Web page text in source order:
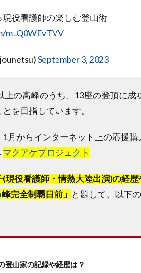
現役看護師の楽しむ登山術
mLQ0WEvTVV
September 3, 2023
の高峰のうち、13座の登頂に成
を目指しています。
1月からインターネット上の応援
マクアケプロジェクト
(現役看護師・情熱大陸出演)の経
完全制覇目前」
と題して、以下
登山家の記録や経歴は？